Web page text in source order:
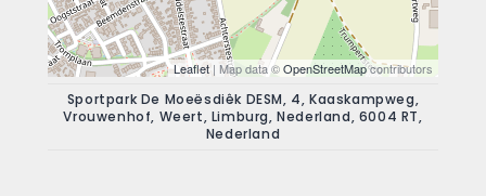
Leaflet | Map data ©OpenStreetMapcontributors
Sportpark De Moeësdiêk DESM, 4, Kaaskampweg,
Vrouwenhof, Weert, Limburg, Nederland, 6004 RT,
Nederland